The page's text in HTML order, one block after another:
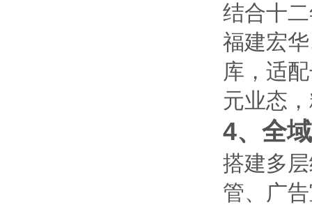
结合十
福建宏
库，适
元业态
4、全
搭建多
管、广